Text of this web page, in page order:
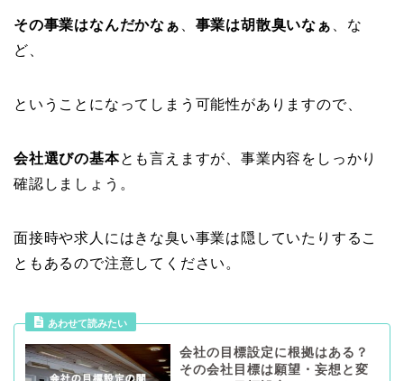
その事業はなんだかなぁ 、 事業は胡散臭いなぁ 、な
ど、
ということになってしまう可能性がありますので、
会社選びの基本とも言えますが、事業内容をしっかり
確認しましょう。
面接時や求人にはきな臭い事業は隠していたりするこ
ともあるので注意してください。
あわせて読みたい
会社の目標設定に根拠はある？
その会社目標は願望・妄想と変